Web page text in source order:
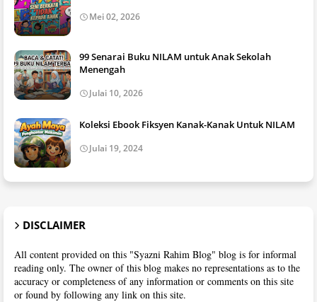
Mei 02, 2026
99 Senarai Buku NILAM untuk Anak Sekolah
Menengah
Julai 10, 2026
Koleksi Ebook Fiksyen Kanak-Kanak Untuk NILAM
Julai 19, 2024
DISCLAIMER
All content provided on this "Syazni Rahim Blog" blog is for informal
reading only. The owner of this blog makes no representations as to the
accuracy or completeness of any information or comments on this site
or found by following any link on this site.